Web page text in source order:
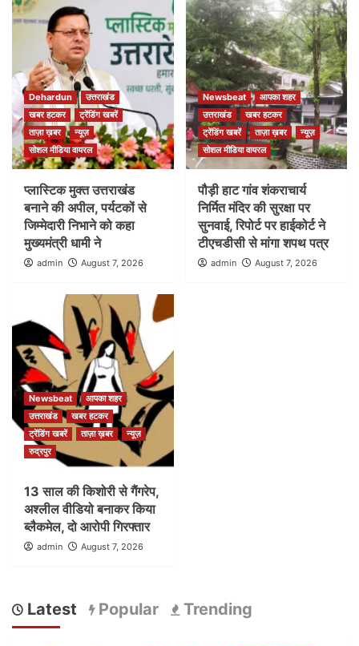
Dehardun
उत्तराखंड
खबर हटकर
ट्रेंडिंग खबरें
ताज़ा ख़बर
न्यूज़
सोशल मीडिया वायरल
प्लास्टिक मुक्त उत्तराखंड
बनाने की अपील, पर्यटकों से
जिम्मेदारी निभाने को कहा
मुख्यमंत्री धामी ने
admin August 7, 2026
Newsbeat
आपका शहर
उत्तराखंड
खबर हटकर
ट्रेंडिंग खबरें
ताज़ा ख़बर
न्यूज़
सोशल मीडिया वायरल
पौड़ी हाट गांव शंकराचार्य
निर्मित मंदिर की सुरक्षा पर
सुनवाई, रिपोर्ट पर हाईकोर्ट ने
टीएचडीसी से मांगा शपथ पत्र
admin August 7, 2026
Newsbeat
आपका शहर
उत्तराखंड
खबर हटकर
ट्रेंडिंग खबरें
ताज़ा ख़बर
न्यूज़
रुद्रपुर
13 साल की किशोरी से गैंगरेप,
अश्लील वीडियो बनाकर किया
ब्लैकमेल, दो आरोपी गिरफ्तार
admin August 7, 2026
Latest Popular Trending